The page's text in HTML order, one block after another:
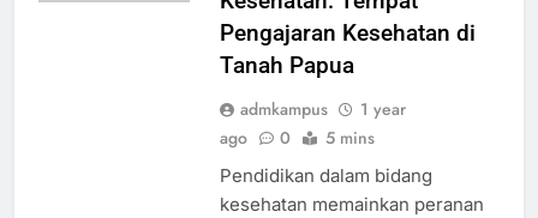
Pengajaran Kesehatan di
Tanah Papua
admkampus
1 year
ago
0 5 mins
Pendidikan dalam bidang
kesehatan memainkan peranan